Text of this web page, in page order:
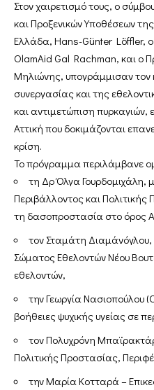
Στον χαιρετισμό τους, ο
και Προξενικών Υποθέσεων
Ελλάδα, Hans-Günter Löffler, ο
OlamAid Gal Rachman, και ο
Μηλιώνης, υπογράμμισαν τον
συνεργασίας και της
και αντιμετώπιση πυρκαγιών,
Αττική που δοκιμάζονται
κρίση.
Το πρόγραμμα περιλάμβανε
τη Δρ Όλγα Γουρδομιχάλη,
Περιβάλλοντος και
τη δασοπροστασία στο όρος
τον Σταμάτη Διαμάνόγλου,
Σώματος Εθελοντών Νέου
εθελοντών,
την Γεωργία Νασιοπούλου
βοήθειες ψυχικής υγείας σε
τον Πολυχρόνη
Πολιτικής Προστασίας,
την Μαρία Κοτταρά –